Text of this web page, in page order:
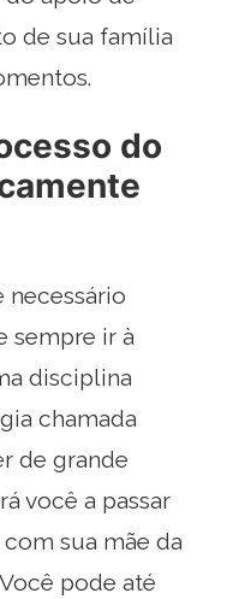
de sua família
do
necessário
sempre ir à
disciplina
chamada
de grande
você a passar
sua mãe da
pode até